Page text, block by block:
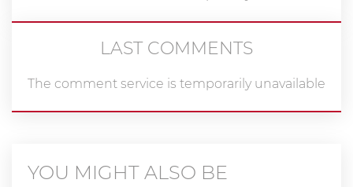
LAST COMMENTS
The comment service is temporarily unavailable
YOU MIGHT ALSO BE